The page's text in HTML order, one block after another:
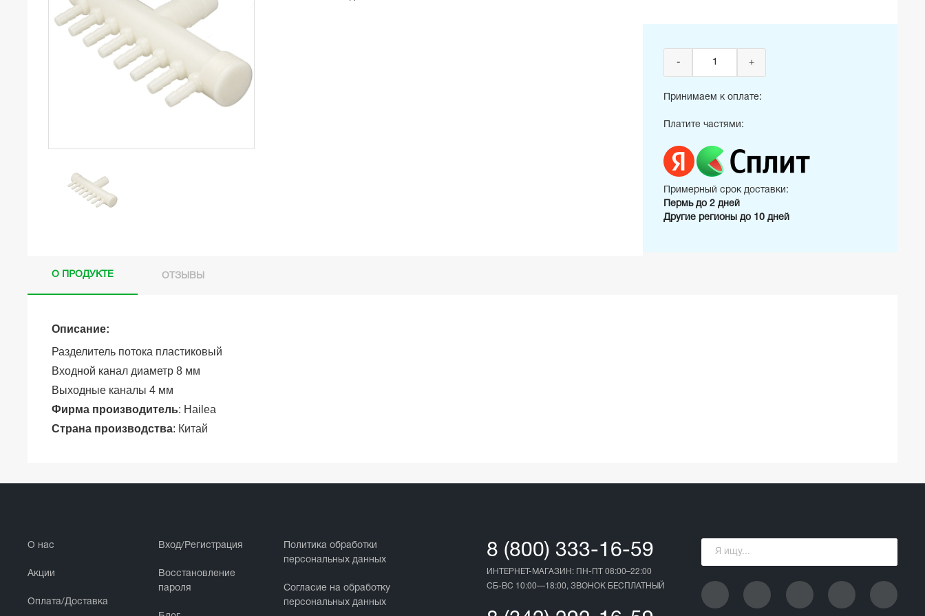
- +
Принимаем к оплате:
Платите частями:
Примерный срок доставки:
Пермь до 2 дней
Другие регионы до 10 дней
О ПРОДУКТЕ ОТЗЫВЫ
Описание:
Разделитель потока пластиковый
Входной канал диаметр 8 мм
Выходные каналы 4 мм
Фирма производитель: Hailea
Страна производства: Китай
О нас
Акции
Оплата/Доставка
Вход/Регистрация
Восстановление
пароля
Политика обработки
персональных данных
Cогласие на обработку
персональных данных
8 (800) 333-16-59
ИНТЕРНЕТ-МАГАЗИН: ПН-ПТ 08:00–22:00
СБ-ВС 10:00—18:00, ЗВОНОК БЕСПЛАТНЫЙ